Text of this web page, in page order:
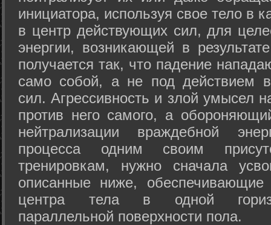
инициатора, используя свое тело в
в центр действующих сил, для
энергии, возникающей в
получается так, что падение
само собой, а не под действием
сил. Агрессивность и злой умысел
против него самого, а
нейтрализации враждебной
процесса одним своим
тренировкам, нужно сначала
описанные ниже, обеспечивающие
центра тела в одной
параллельной поверхности пола.